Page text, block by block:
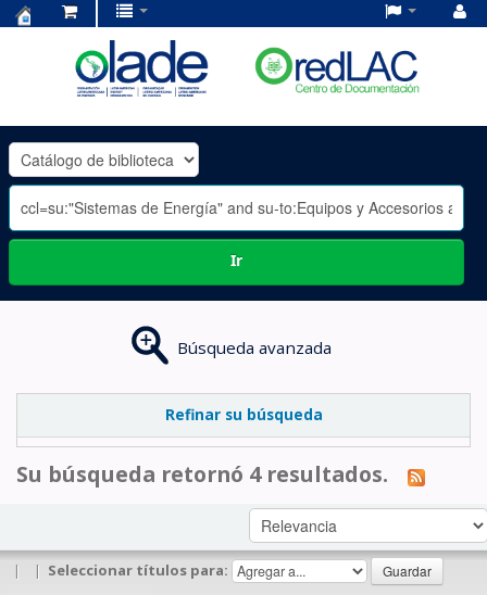
OLADE
-
Ir
Búsqueda avanzada
Refinar su búsqueda
Su búsqueda retornó 4 resultados.
| | Seleccionar títulos para: